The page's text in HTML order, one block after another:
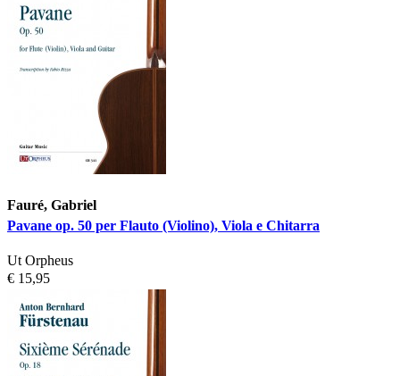
Fauré, Gabriel
Pavane op. 50 per Flauto (Violino), Viola e Chitarra
Ut Orpheus
€ 15,95